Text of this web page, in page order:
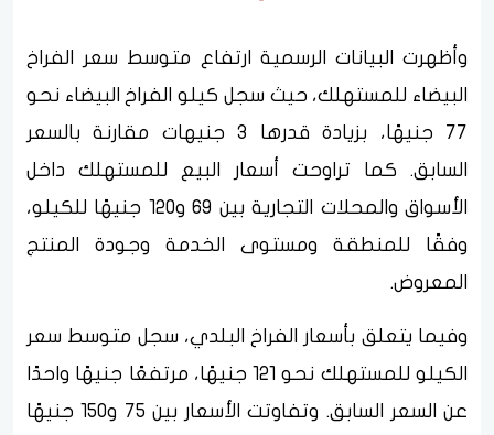
وأظهرت البيانات الرسمية ارتفاع متوسط سعر الفراخ
البيضاء للمستهلك، حيث سجل كيلو الفراخ البيضاء نحو
77 جنيهًا، بزيادة قدرها 3 جنيهات مقارنة بالسعر
السابق. كما تراوحت أسعار البيع للمستهلك داخل
الأسواق والمحلات التجارية بين 69 و120 جنيهًا للكيلو،
وفقًا للمنطقة ومستوى الخدمة وجودة المنتج
المعروض.
وفيما يتعلق بأسعار الفراخ البلدي، سجل متوسط سعر
الكيلو للمستهلك نحو 121 جنيهًا، مرتفعًا جنيهًا واحدًا
عن السعر السابق. وتفاوتت الأسعار بين 75 و150 جنيهًا